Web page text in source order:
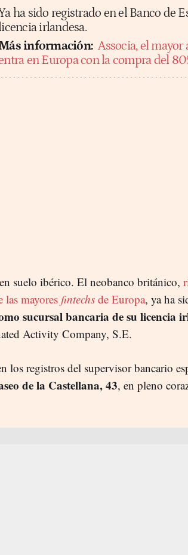
ha sido registrado en el Banco de
irlandesa.
información: Associa, el
en Europa con la compra del
suelo ibérico. El neobanco británico,
mayores fintechs de Europa, ya ha
sucursal bancaria de su licencia
Activity Company, S.E.
los registros del supervisor bancario
de la Castellana, 43, en pleno